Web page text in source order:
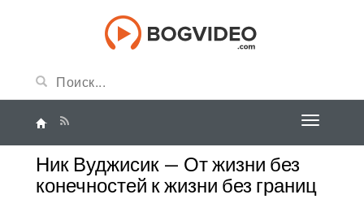
Ник Вуджисик — От жизни без
конечностей к жизни без границ